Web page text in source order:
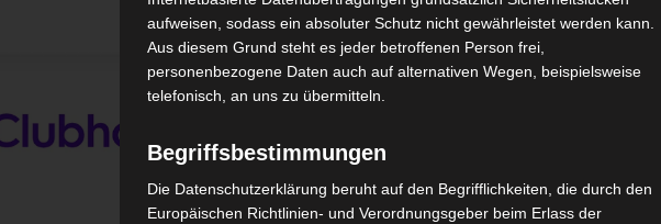
aufweisen, sodass ein absoluter Schutz nicht gewährleistet werden kann.
Aus diesem Grund steht es jeder betroffenen Person frei,
personenbezogene Daten auch auf alternativen Wegen, beispielsweise
telefonisch, an uns zu übermitteln.
Begriffsbestimmungen
Die Datenschutzerklärung beruht auf den Begrifflichkeiten, die durch den
Europäischen Richtlinien- und Verordnungsgeber beim Erlass der